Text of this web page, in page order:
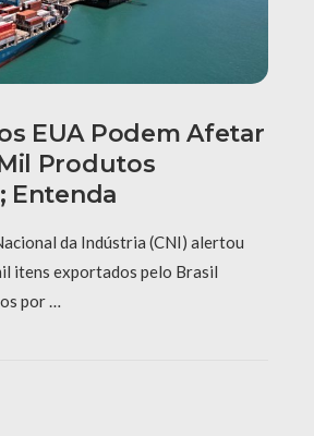
EUA Podem Afetar
Produtos
Entenda
da Indústria (CNI) alertou
itens exportados pelo Brasil
por …